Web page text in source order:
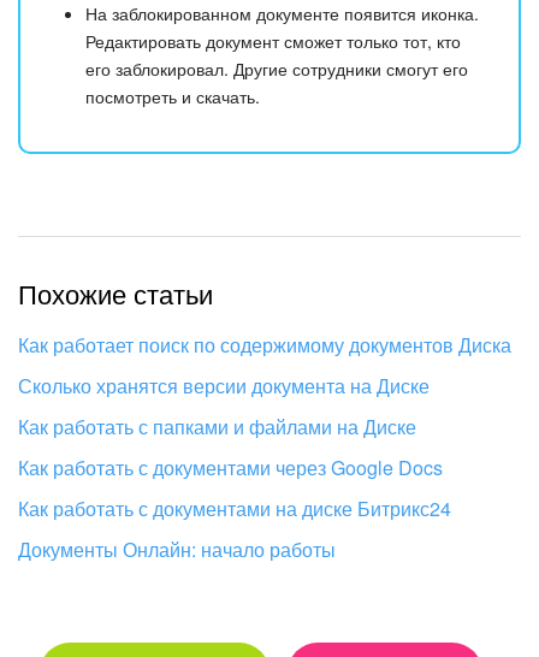
На заблокированном документе появится иконка.
Редактировать документ сможет только тот, кто
его заблокировал. Другие сотрудники смогут его
посмотреть и скачать.
Похожие статьи
Как работает поиск по содержимому документов Диска
Сколько хранятся версии документа на Диске
Как работать с папками и файлами на Диске
Как работать с документами через Google Docs
Как работать с документами на диске Битрикс24
Документы Онлайн: начало работы